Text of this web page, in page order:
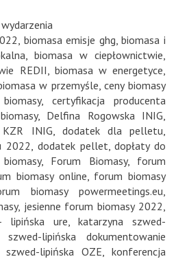
, biomasa emisje ghg,biomasa i
, biomasa w ciepłownictwie,
REDII, biomasa w energetyce,
w przemyśle,ceny biomasy
, certyfikacja producenta
, Delfina Rogowska INIG,
INIG, dodatek dla pelletu,
2022, dodatek pellet,dopłaty do
, Forum Biomasy, forum
biomasy online, forum biomasy
biomasy powermeetings.eu,
, jesienne forum biomasy 2022,
lipińska ure,katarzyna szwed-
szwed-lipińska dokumentowanie
szwed-lipińska OZE, konferencja